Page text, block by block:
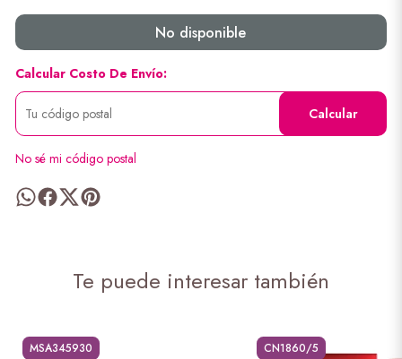
No disponible
Calcular Costo De Envío:
Calcular
No sé mi código postal
Te puede interesar también
MSA345930 CN1860/5